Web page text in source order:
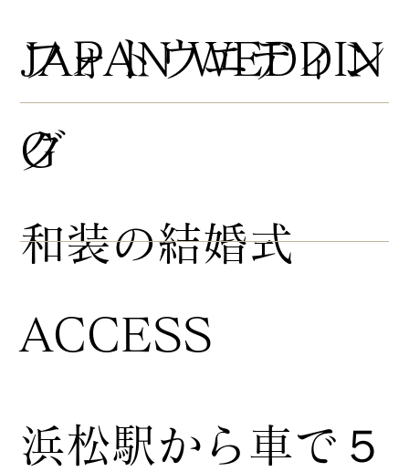
​フォトウエディン
グ
​和装の結婚式
JAPAN WEDDIN
G
浜松駅から車で５
ACCESS